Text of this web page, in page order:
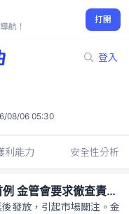
航！
打開
登入
08/06 05:30
利能力 安全性分析
緯創股利二度延發成首例 金管會要求徹查責任歸屬
發放，引起市場關注。金